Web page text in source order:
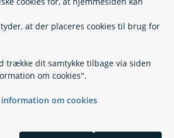
at der placeres cookies til brug for
trække dit samtykke tilbage via siden
om cookies".
om cookies
- hvad betyder det for min